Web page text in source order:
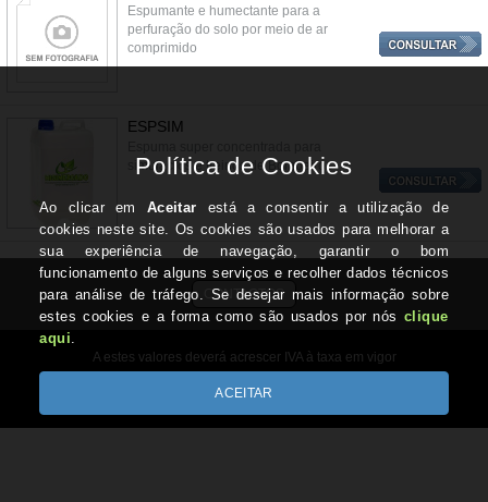
Espumante e humectante para a
perfuração do solo por meio de ar
comprimido
ESPSIM
simulacros e treinos de Bombeiros
CONTACTOS
A estes valores deverá acrescer IVA à taxa em vigor
Desenvolvido por Optimeios